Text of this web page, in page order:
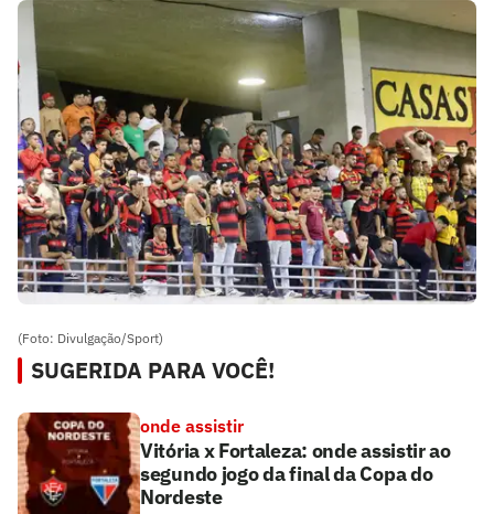
(Foto: Divulgação/Sport)
SUGERIDA PARA VOCÊ!
onde assistir
Vitória x Fortaleza: onde assistir ao
segundo jogo da final da Copa do
Nordeste